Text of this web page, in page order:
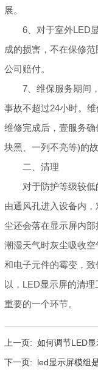
展。
6、对于室外LED显
成的损害，不在保修
公司赔付。
7、维保服务期间，
事故不超过24小时。
维修完成后，壹服务
块黑、一列不亮等)的
二、清理
对于防护等级较低
由通风孔进入设备内
尘还会落在显示屏内
潮湿天气时灰尘吸收
和电子元件的霉变，
以，LED显示屏的清
重要的一个环节。
上一页: 如何调节LED
下一页: led显示屏模组